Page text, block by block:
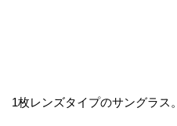
1枚レンズタイプのサングラス。